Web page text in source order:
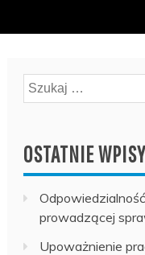
Szukaj:
OSTATNIE WPISY
prowadzącej
Upoważnienie